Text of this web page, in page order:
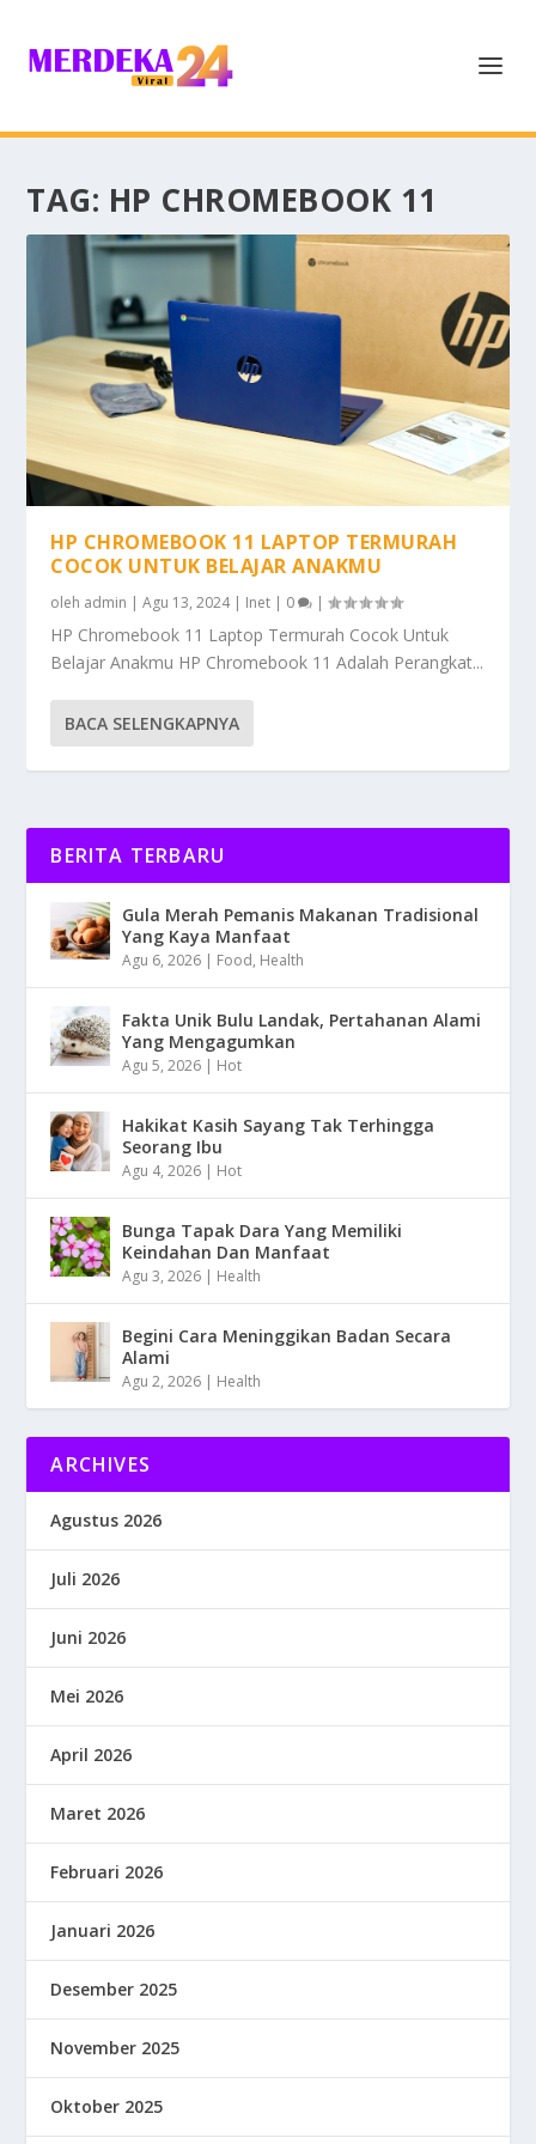
TAG: HP CHROMEBOOK 11
HP CHROMEBOOK 11 LAPTOP TERMURAH
COCOK UNTUK BELAJAR ANAKMU
oleh admin |Agu 13, 2024| Inet | 0 |
HP Chromebook 11 Laptop Termurah Cocok Untuk
Belajar Anakmu HP Chromebook 11 Adalah Perangkat...
BACA SELENGKAPNYA
BERITA TERBARU
Gula Merah Pemanis Makanan Tradisional
Yang Kaya Manfaat
Agu 6, 2026 | Food, Health
Fakta Unik Bulu Landak, Pertahanan Alami
Yang Mengagumkan
Agu 5, 2026 | Hot
Hakikat Kasih Sayang Tak Terhingga
Seorang Ibu
Agu 4, 2026 | Hot
Bunga Tapak Dara Yang Memiliki
Keindahan Dan Manfaat
Agu 3, 2026 | Health
Begini Cara Meninggikan Badan Secara
Alami
Agu 2, 2026 | Health
ARCHIVES
Agustus 2026
Juli 2026
Juni 2026
Mei 2026
April 2026
Maret 2026
Februari 2026
Januari 2026
Desember 2025
November 2025
Oktober 2025